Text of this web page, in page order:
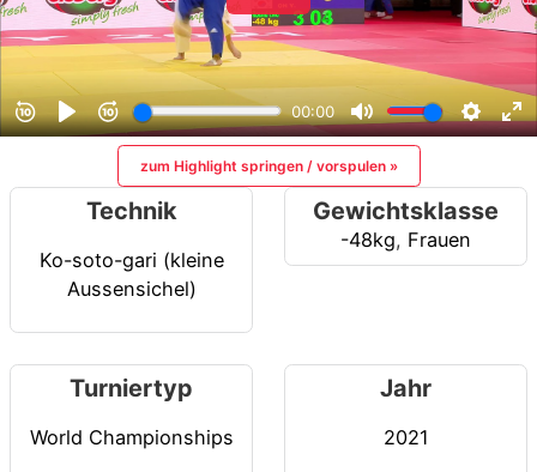
zum Highlight springen / vorspulen »
Technik
Ko-soto-gari (kleine
Aussensichel)
Gewichtsklasse
-48kg, Frauen
Turniertyp
World Championships
Jahr
2021